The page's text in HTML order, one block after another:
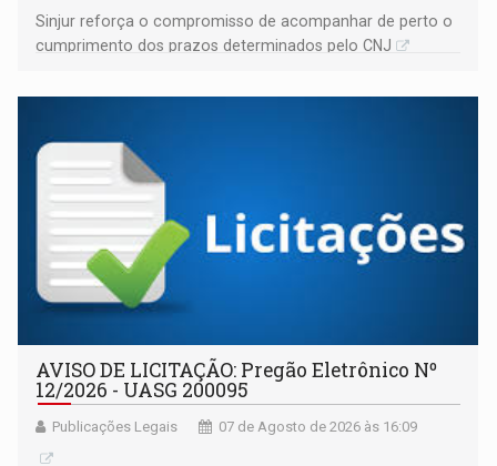
Sinjur reforça o compromisso de acompanhar de perto o
cumprimento dos prazos determinados pelo CNJ
AVISO DE LICITAÇÃO: Pregão Eletrônico Nº
12/2026 - UASG 200095
Publicações Legais 07 de Agosto de 2026 às 16:09